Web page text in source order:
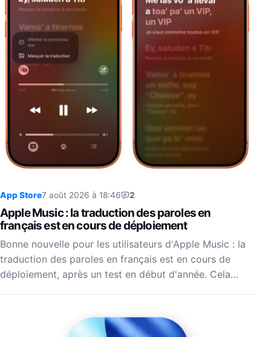
App Store7 août 2026 à 18:46 2
Apple Music : la traduction des paroles en
français est en cours de déploiement
Bonne nouvelle pour les utilisateurs d'Apple Music : la
traduction des paroles en français est en cours de
déploiement, après un test en début d'année. Cela…